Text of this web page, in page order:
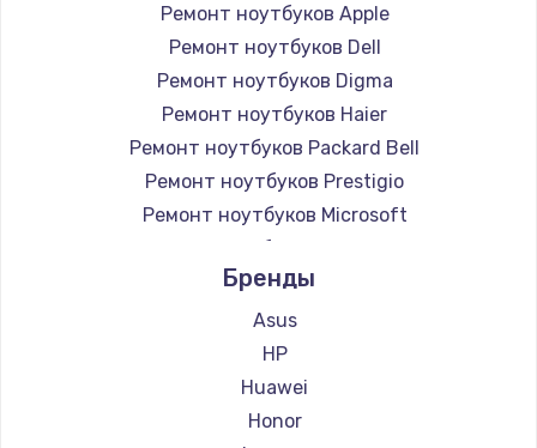
Ремонт ноутбуков Apple
Ремонт ноутбуков Dell
Ремонт ноутбуков Digma
Ремонт ноутбуков Haier
Ремонт ноутбуков Packard Bell
Ремонт ноутбуков Prestigio
Ремонт ноутбуков Microsoft
Ремонт ноутбуков Alienware
Ремонт ноутбуков Aquarius
Ремонт ноутбуков Gigabyte
Ремонт ноутбуков Aorus
Ремонт ноутбуков Maibenben
Ремонт ноутбуков Getac
Бренды
Asus
HP
Huawei
Honor